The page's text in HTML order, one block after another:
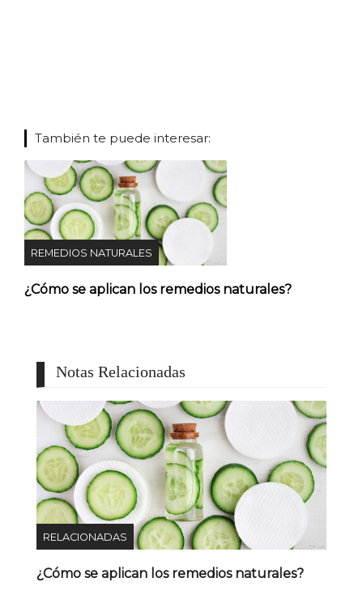
También te puede interesar:
REMEDIOS NATURALES
¿Cómo se aplican los remedios naturales?
Notas Relacionadas
RELACIONADAS
¿Cómo se aplican los remedios naturales?